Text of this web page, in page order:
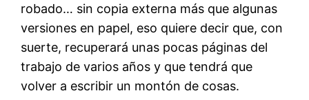
robado… sin copia externa más que algunas
versiones en papel, eso quiere decir que, con
suerte, recuperará unas pocas páginas del
trabajo de varios años y que tendrá que
volver a escribir un montón de cosas.